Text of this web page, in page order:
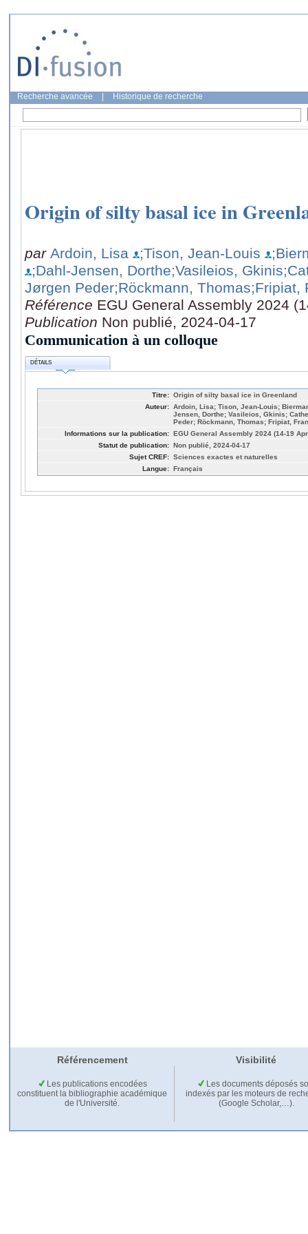
Recherche avancée Historique de recherche
Origin of silty basal ice in
par Ardoin, Lisa ;Tison, Jean-Louis
;Dahl-Jensen, Dorthe;Vasileios, Gkinis
Jørgen Peder;Röckmann, Thomas;Fripiat,
Référence EGU General Assembly 2024
Publication Non publié, 2024-04-17
Communication à un colloque
DÉTAILS
Titre: Origin of silty basal ice in Greenland
Auteur: Ardoin, Lisa; Tison, Jean-Louis;
Jensen, Dorthe; Vasileios, Gkinis;
Peder; Röckmann, Thomas; Fripiat,
Informations sur la publication: EGU General Assembly 2024 (14-19
Statut de publication: Non publié, 2024-04-17
Sujet CREF: Sciences exactes et naturelles
Langue: Français
Référencement Visibilité
Les publications encodées
constituent la bibliographie académique
de l'Université.
Les documents déposés
indexés par les moteurs de
(Google Scholar,…).